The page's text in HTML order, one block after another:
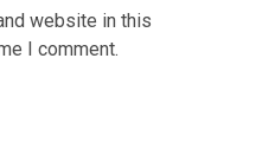
website in this
I comment.